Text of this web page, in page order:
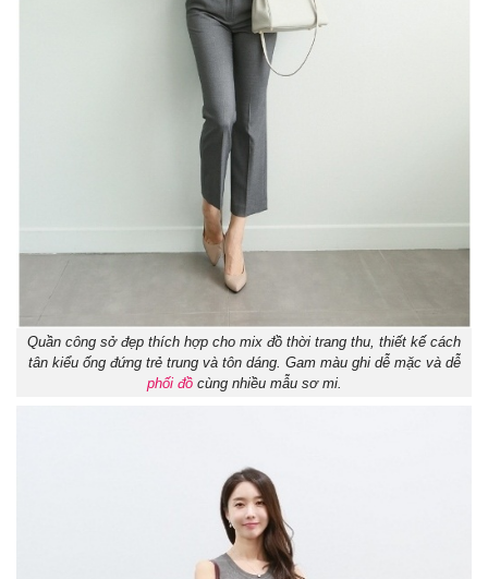
Quần công sở đẹp thích hợp cho mix đồ thời trang thu, thiết kế cách
tân kiểu ống đứng trẻ trung và tôn dáng. Gam màu ghi dễ mặc và dễ
phối đồcùng nhiều mẫu sơ mi.